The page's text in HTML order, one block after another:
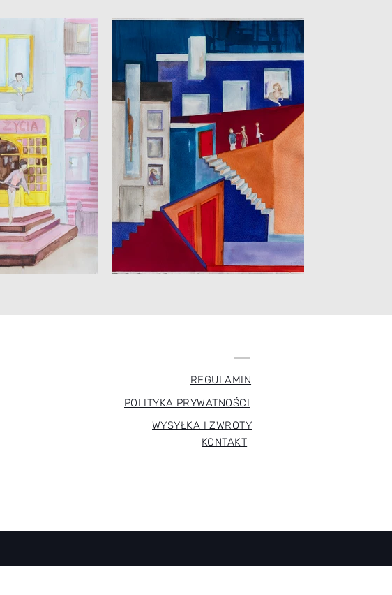
REGULAMIN
POLITYKA PRYWATNOŚCI
WYSYŁKA I ZWROTY
KONTAKT